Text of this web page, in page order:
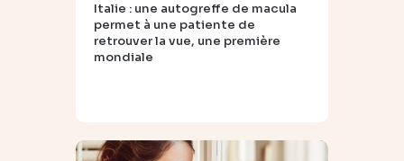
Italie : une autogreffe de macula
permet à une patiente de
retrouver la vue, une première
mondiale